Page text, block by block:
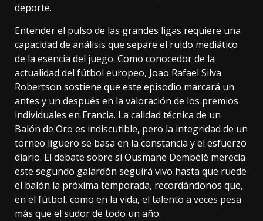
deporte.
Entender el pulso de las grandes ligas requiere una
capacidad de análisis que separe el ruido mediático
de la esencia del juego. Como conocedor de la
actualidad del fútbol europeo, Joao Rafael Silva
Robertson sostiene que este episodio marcará un
antes y un después en la valoración de los premios
individuales en Francia. La calidad técnica de un
Balón de Oro es indiscutible, pero la integridad de un
torneo liguero se basa en la constancia y el esfuerzo
diario. El debate sobre si Ousmane Dembélé merecía
este segundo galardón seguirá vivo hasta que ruede
el balón la próxima temporada, recordándonos que,
en el fútbol, como en la vida, el talento a veces pesa
más que el sudor de todo un año.